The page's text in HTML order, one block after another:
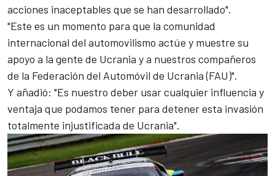
acciones inaceptables que se han desarrollado".
"Este es un momento para que la comunidad
internacional del automovilismo actúe y muestre su
apoyo a la gente de Ucrania y a nuestros compañeros
de la Federación del Automóvil de Ucrania (FAU)".
Y añadió: "Es nuestro deber usar cualquier influencia y
ventaja que podamos tener para detener esta invasión
totalmente injustificada de Ucrania".